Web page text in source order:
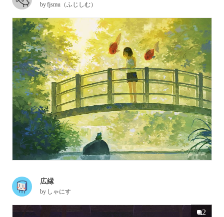
byfjsmu（ふじしむ）
広縁
by しゃにす
2